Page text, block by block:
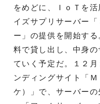
をめどに、ＩｏＴを
イズサプリサーバー
ー」の提供を開始す
料で貸し出し、中身
ていく予定だ。１２
ンディングサイト「
ケ）」で、サーバーの